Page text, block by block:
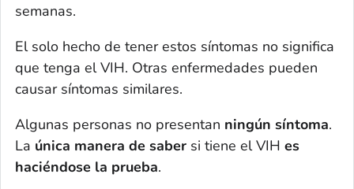
semanas.
El solo hecho de tener estos síntomas no significa
que tenga el VIH. Otras enfermedades pueden
causar síntomas similares.
Algunas personas no presentan ningún síntoma.
La única manera de saber si tiene el VIH es
haciéndose la prueba.